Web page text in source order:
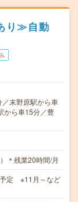
り≫自動
末野原駅から車
から車15分／豊
＊残業20時間/月
予定 ※11月～など